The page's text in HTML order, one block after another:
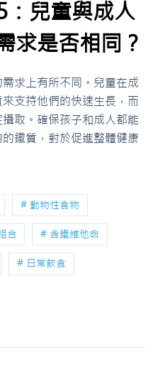
兒童與成人
求是否相同？
求上有所不同。兒童在成
支持他們的快速生長，而
取。確保孩子和成人都能
鐵質，對於促進整體健康
# 動物性食物
合 # 含鐵維他命
# 日常飲食